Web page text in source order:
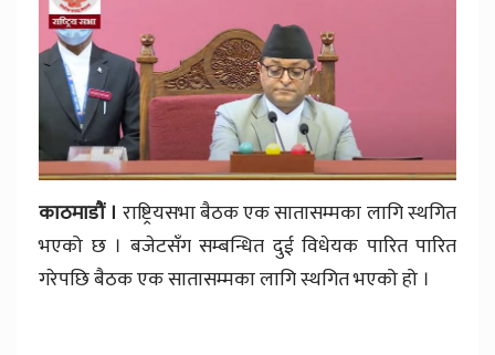
काठमाडौं । राष्ट्रियसभा बैठक एक सातासम्मका लागि स्थगित
भएको छ । बजेटसँग सम्बन्धित दुई विधेयक पारित पारित
गरेपछि बैठक एक सातासम्मका लागि स्थगित भएको हो ।